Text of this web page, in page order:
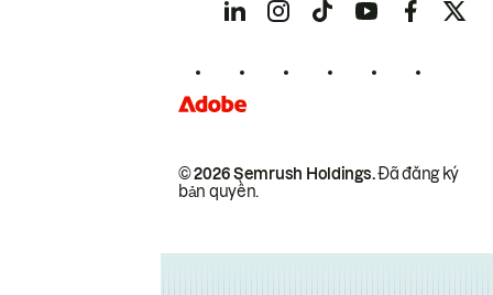
© 2026 Semrush Holdings.Đã đăng ký
bản quyền.